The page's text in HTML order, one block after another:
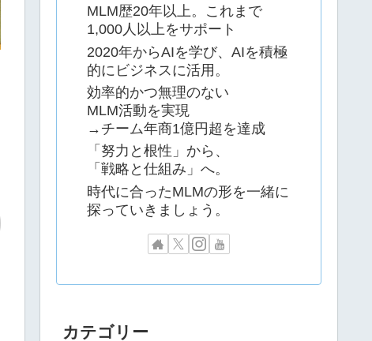
MLM歴20年以上。これまで
1,000人以上をサポート
2020年からAIを学び、AIを積極
的にビジネスに活用。
効率的かつ無理のない
MLM活動を実現
→チーム年商1億円超を達成
「努力と根性」から、
「戦略と仕組み」へ。
時代に合ったMLMの形を一緒に
探っていきましょう。
カテゴリー